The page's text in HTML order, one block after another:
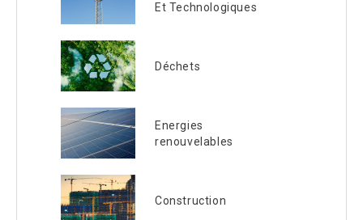
Et Technologiques
Déchets
Energies
renouvelables
Construction